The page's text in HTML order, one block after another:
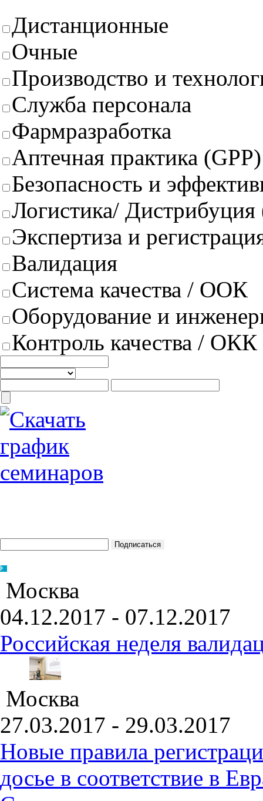
Дистанционные
Очные
Производство и
Служба персонала
Фармразработка
Аптечная практика (GPP)
Безопасность и
Логистика/
Экспертиза и
Валидация
Система качества / ООК
Оборудование и
Контроль качества / ОКК
Москва
04.12.2017 - 07.12.2017
Российская неделя
Москва
27.03.2017 - 29.03.2017
Новые правила
досье в соответствие в